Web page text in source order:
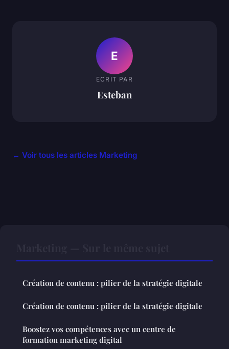
E
ECRIT PAR
Esteban
← Voir tous les articles Marketing
Création de contenu : pilier de la stratégie digitale
Création de contenu : pilier de la stratégie digitale
Boostez vos compétences avec un centre de
formation marketing digital